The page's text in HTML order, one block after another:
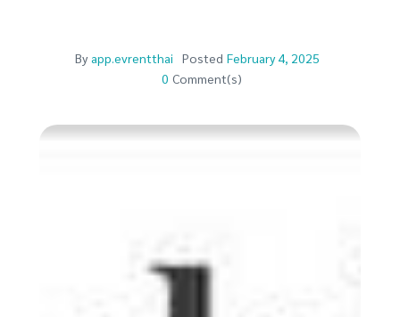
By app.evrentthai Posted February 4, 2025
0 Comment(s)